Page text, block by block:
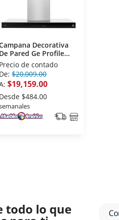
Decorativa
De Pared Ge Profile
CGP9019P6I 90 Cm
Acero Inoxidable
Precio de contado
De: $20,009.00
$19,159.00
Desde $484.00
todo lo que